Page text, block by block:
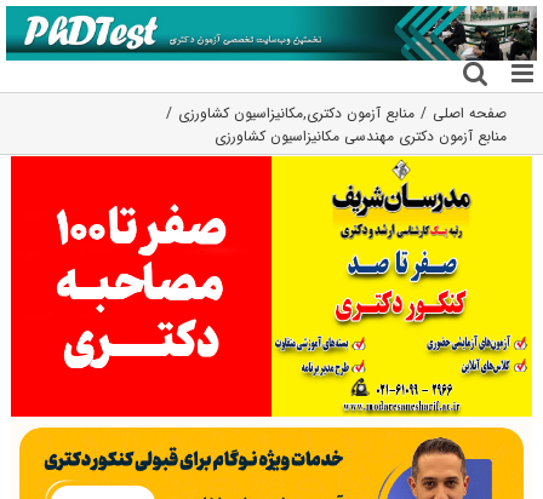
رفتن
به
محتوا
صفحه اصلی منابع آزمون دکتری,مکانیزاسیون کشاورزی
منابع آزمون دکتری مهندسی مکانیزاسیون کشاورزی